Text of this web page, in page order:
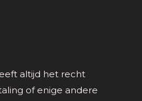
altijd het recht
of enige andere